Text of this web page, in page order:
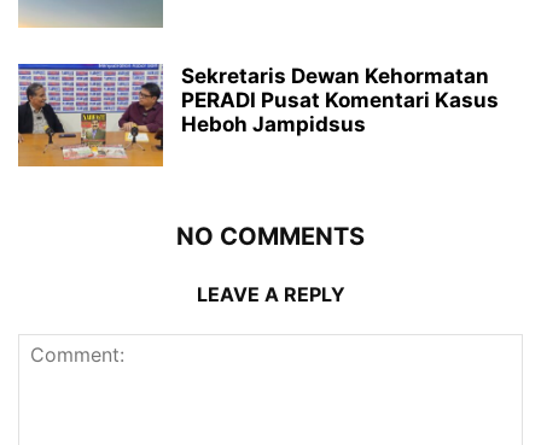
Sekretaris Dewan Kehormatan
PERADI Pusat Komentari Kasus
Heboh Jampidsus
NO COMMENTS
LEAVE A REPLY